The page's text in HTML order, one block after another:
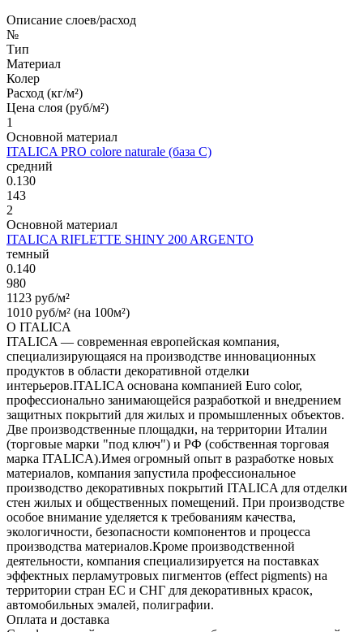
Описание слоев/расход
№
Тип
Материал
Колер
Расход (кг/м²)
Цена слоя (руб/м²)
1
Основной материал
ITALICA PRO colore naturale (база С)
средний
0.130
143
2
Основной материал
ITALICA RIFLETTE SHINY 200 ARGENTO
темный
0.140
980
1123 руб/м²
1010 руб/м² (на 100м²)
О ITALICA
ITALICA — современная европейская компания,
специализирующаяся на производстве инновационных
продуктов в области декоративной отделки
интерьеров.ITALICA основана компанией Euro color,
профессионально занимающейся разработкой и внедрением
защитных покрытий для жилых и промышленных объектов.
Две производственные площадки, на территории Италии
(торговые марки "под ключ") и РФ (собственная торговая
марка ITALICA).Имея огромный опыт в разработке новых
материалов, компания запустила профессиональное
производство декоративных покрытий ITALICA для отделки
стен жилых и общественных помещений. При производстве
особое внимание уделяется к требованиям качества,
экологичности, безопасности компонентов и процесса
производства материалов.Кроме производственной
деятельности, компания специализируется на поставках
эффектных перламутровых пигментов (effect pigments) на
территории стран ЕС и СНГ для декоративных красок,
автомобильных эмалей, полиграфии.
Оплата и доставка